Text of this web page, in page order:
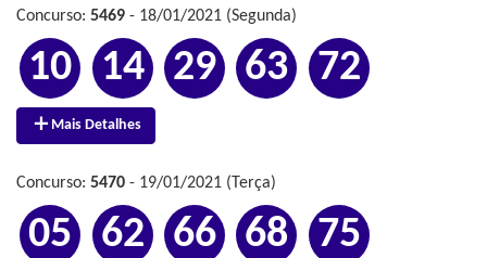
Concurso: 5469 - 18/01/2021 (Segunda)
10 14 29 63 72
Mais Detalhes
Concurso: 5470 - 19/01/2021 (Terça)
05 62 66 68 75